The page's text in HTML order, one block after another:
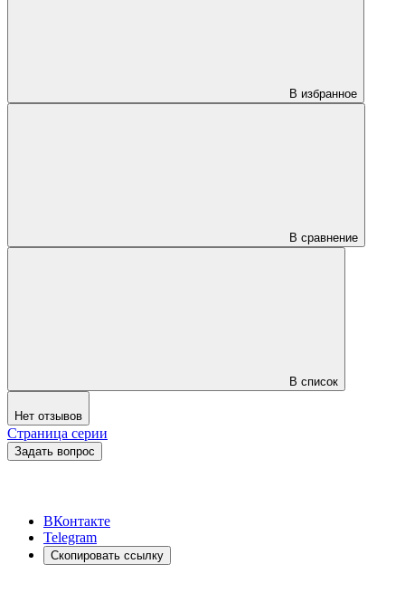
В избранное
В сравнение
В список
Нет отзывов
Страница серии
Задать вопрос
ВКонтакте
Telegram
Скопировать ссылку